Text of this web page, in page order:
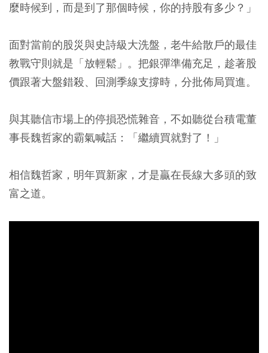
麼時候到，而是到了那個時候，你的持股有多少？」
面對當前的股災與史詩級大洗盤，老牛給散戶的最佳
教戰守則就是「放輕鬆」。把銀彈準備充足，趁著股
價跟著大盤錯殺、回測季線支撐時，分批佈局買進。
與其聽信市場上的停損恐慌雜音，不如聽從台積電董
事長魏哲家的霸氣喊話：「繼續買就對了！」
相信魏哲家，明年買新家，才是贏在長線大多頭的致
富之道。